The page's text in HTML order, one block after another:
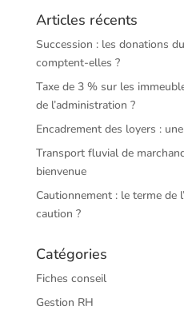
Articles récents
Succession : les donations
comptent-elles ?
Taxe de 3 % sur les
de l’administration ?
Encadrement des loyers :
Transport fluvial de
bienvenue
Cautionnement : le terme de
caution ?
Catégories
Fiches conseil
Gestion RH